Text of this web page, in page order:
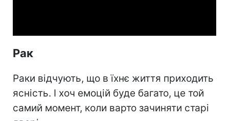
Рак
Раки відчують, що в їхнє життя приходить
ясність. І хоч емоцій буде багато, це той
самий момент, коли варто зачиняти старі